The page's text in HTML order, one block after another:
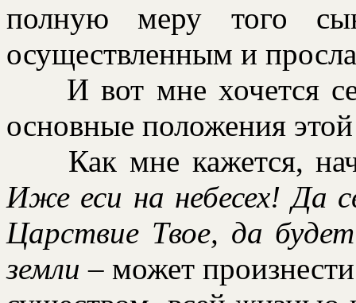
полную меру того
осуществленным и
И вот мне хочется
основные положения
Как мне кажется,
Иже еси на небесех! Да
Цаpствие Твое, да
земли – может